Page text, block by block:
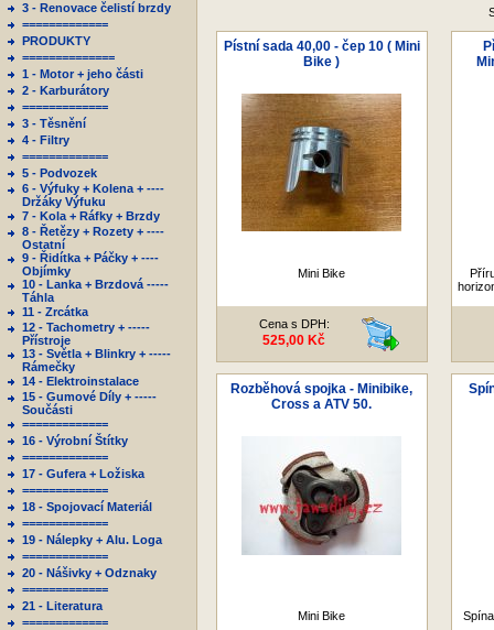
3 - Renovace čelistí brzdy
=============
PRODUKTY
==============
1 - Motor + jeho části
2 - Karburátory
=============
3 - Těsnění
4 - Filtry
=============
5 - Podvozek
6 - Výfuky + Kolena + ----
Držáky Výfuku
7 - Kola + Ráfky + Brzdy
8 - Řetězy + Rozety + ----
Ostatní
9 - Řidítka + Páčky + ----
Objímky
10 - Lanka + Brzdová -----
Táhla
11 - Zrcátka
12 - Tachometry + -----
Přístroje
13 - Světla + Blinkry + -----
Rámečky
14 - Elektroinstalace
15 - Gumové Díly + -----
Součásti
=============
16 - Výrobní Štítky
=============
17 - Gufera + Ložiska
=============
18 - Spojovací Materiál
=============
19 - Nálepky + Alu. Loga
=============
20 - Nášivky + Odznaky
=============
21 - Literatura
=============
Pístní sada 40,00 - čep 10 ( Mini
Bike )
Mini Bike
Cena s DPH:
525,00 Kč
Rozběhová spojka - Minibike,
Cross a ATV 50.
Mini Bike